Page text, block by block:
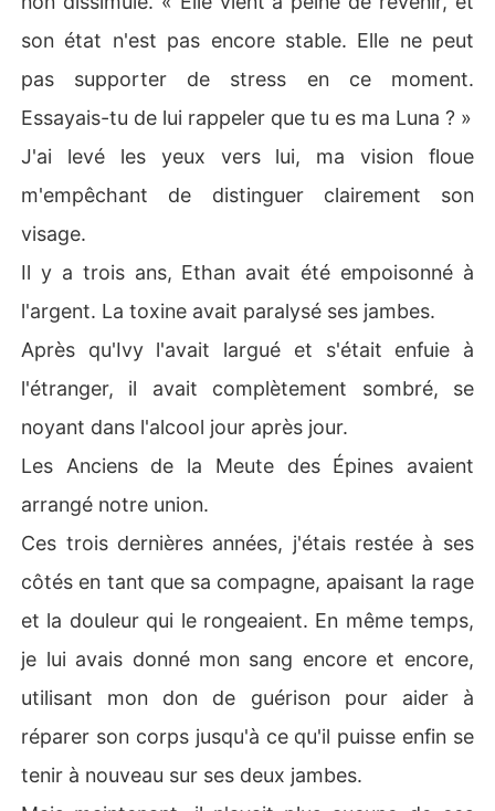
son état n'est pas encore stable. Elle ne peut
pas supporter de stress en ce moment.
Essayais-tu de lui rappeler que tu es ma Luna ? »
J'ai levé les yeux vers lui, ma vision floue
m'empêchant de distinguer clairement son
visage.
Il y a trois ans, Ethan avait été empoisonné à
l'argent. La toxine avait paralysé ses jambes.
Après qu'Ivy l'avait largué et s'était enfuie à
l'étranger, il avait complètement sombré, se
noyant dans l'alcool jour après jour.
Les Anciens de la Meute des Épines avaient
arrangé notre union.
Ces trois dernières années, j'étais restée à ses
côtés en tant que sa compagne, apaisant la rage
et la douleur qui le rongeaient. En même temps,
je lui avais donné mon sang encore et encore,
utilisant mon don de guérison pour aider à
réparer son corps jusqu'à ce qu'il puisse enfin se
tenir à nouveau sur ses deux jambes.